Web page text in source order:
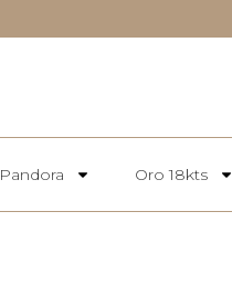
Pandora Oro 18kts